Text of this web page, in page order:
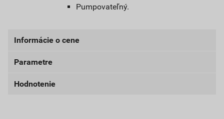
Pumpovateľný.
Informácie o cene
Aktuálna predajná cena po zľave 30% z cenníkovej
Parametre
farba
Hodnotenie